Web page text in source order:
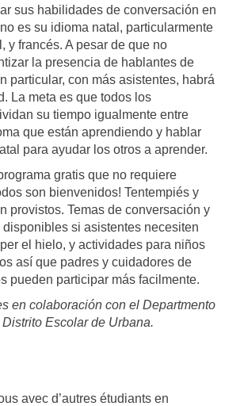
sus habilidades de conversación en
es su idioma natal, particularmente
y francés. A pesar de que no
la presencia de hablantes de
particular, con más asistentes, habrá
La meta es que todos los
su tiempo igualmente entre
que están aprendiendo y hablar
para ayudar los otros a aprender.
gratis que no requiere
son bienvenidos! Tentempiés y
provistos. Temas de conversación y
disponibles si asistentes necesiten
el hielo, y actividades para niños
así que padres y cuidadores de
pueden participar más facilmente.
en colaboración con el Departmento
Escolar de Urbana.
avec d’autres étudiants en